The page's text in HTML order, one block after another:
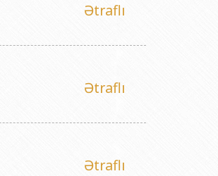
Ətraflı
Ətraflı
Ətraflı